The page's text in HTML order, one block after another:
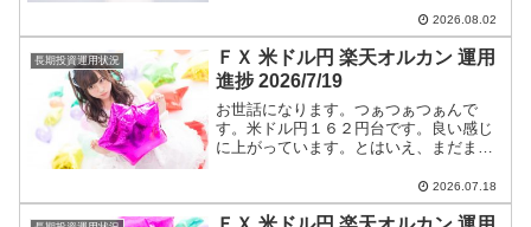
つぁつぁつぁん戦略は【米ドル円】に全
て書いています。
2026.08.02
長期投資運用状況
ＦＸ 米ドル円 楽天オルカン 運用
進捗 2026/7/19
お世話になります。つぁつぁつぁんで
す。米ドル円１６２円台です。良い感じ
に上がっています。とはいえ、まだまだ
す。米ドル円ショートエントリー手法と
今後のつぁつぁつぁん戦略は【米ドル
円】に全て書いています。
2026.07.18